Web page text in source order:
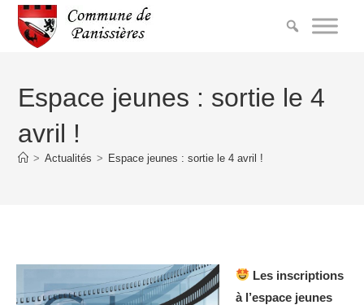
Espace jeunes : sortie le 4
avril !
> Actualités > Espace jeunes : sortie le 4 avril !
Les inscriptions
à l’espace jeunes